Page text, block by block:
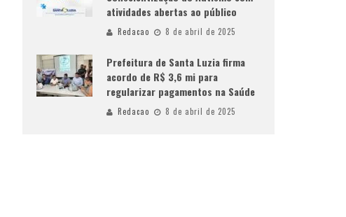
atividades abertas ao público
Redacao 8 de abril de 2025
Prefeitura de Santa Luzia firma
acordo de R$ 3,6 mi para
regularizar pagamentos na Saúde
Redacao 8 de abril de 2025